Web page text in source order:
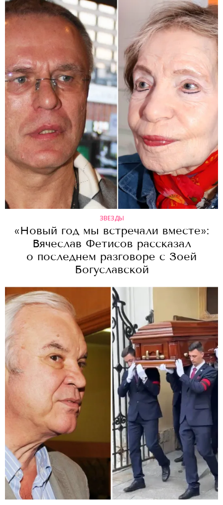
ЗВЕЗДЫ
«Новый год мы встречали вместе»:
Вячеслав Фетисов рассказал
о последнем разговоре с Зоей
Богуславской